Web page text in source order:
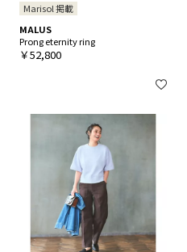
Marisol 掲載
MALUS
Prong eternity ring
￥52,800